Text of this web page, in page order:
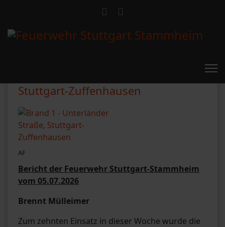
Stuttgart-Zuffenhausen
AF
Bericht der Feuerwehr Stuttgart-Stammheim
vom 05.07.2026
Brennt Mülleimer
Zum zehnten Einsatz in dieser Woche wurde die